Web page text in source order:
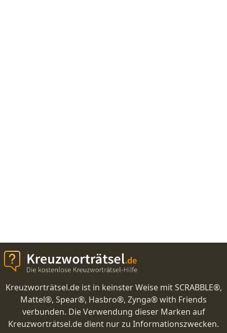
Kreuzworträtsel.de ist in keinster Weise mit SCRABBLE®,
Mattel®, Spear®, Hasbro®, Zynga® with Friends
verbunden. Die Verwendung dieser Marken auf
Kreuzworträtsel.de dient nur zu Informationszwecken.